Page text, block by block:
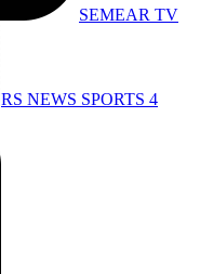
SEMEAR TV
RS NEWS SPORTS 4